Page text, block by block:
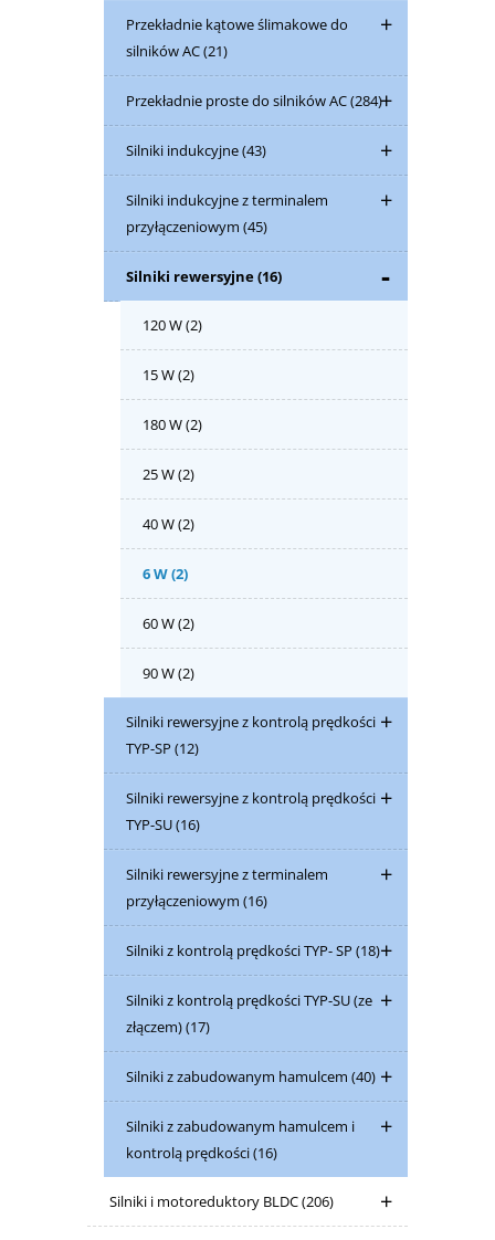
Przekładnie kątowe ślimakowe do
silników AC(21)
Przekładnie proste do silników AC(284)
Silniki indukcyjne(43)
Silniki indukcyjne z terminalem
przyłączeniowym (45)
Silniki rewersyjne(16)
120 W(2)
15 W(2)
180 W(2)
25 W(2)
40 W(2)
6 W(2)
60 W(2)
90 W(2)
Silniki rewersyjne z kontrolą prędkości
TYP-SP (12)
Silniki rewersyjne z kontrolą prędkości
TYP-SU(16)
Silniki rewersyjne z terminalem
przyłączeniowym (16)
Silniki z kontrolą prędkości TYP- SP (18)
Silniki z kontrolą prędkości TYP-SU (ze
złączem)(17)
Silniki z zabudowanym hamulcem (40)
Silniki z zabudowanym hamulcem i
kontrolą prędkości(16)
Silniki i motoreduktory BLDC(206)